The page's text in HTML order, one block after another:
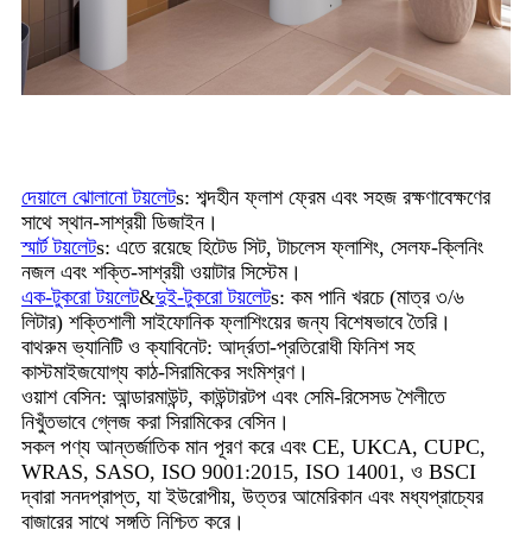
দেয়ালে ঝোলানো টয়লেটs: শব্দহীন ফ্লাশ ফ্রেম এবং সহজ রক্ষণাবেক্ষণের
সাথে স্থান-সাশ্রয়ী ডিজাইন।
স্মার্ট টয়লেটs: এতে রয়েছে হিটেড সিট, টাচলেস ফ্লাশিং, সেলফ-ক্লিনিং
নজল এবং শক্তি-সাশ্রয়ী ওয়াটার সিস্টেম।
এক-টুকরো টয়লেট&দুই-টুকরো টয়লেটs: কম পানি খরচে (মাত্র ৩/৬
লিটার) শক্তিশালী সাইফোনিক ফ্লাশিংয়ের জন্য বিশেষভাবে তৈরি।
বাথরুম ভ্যানিটি ও ক্যাবিনেট: আর্দ্রতা-প্রতিরোধী ফিনিশ সহ
কাস্টমাইজযোগ্য কাঠ-সিরামিকের সংমিশ্রণ।
ওয়াশ বেসিন: আন্ডারমাউন্ট, কাউন্টারটপ এবং সেমি-রিসেসড শৈলীতে
নিখুঁতভাবে গ্লেজ করা সিরামিকের বেসিন।
সকল পণ্য আন্তর্জাতিক মান পূরণ করে এবং CE, UKCA, CUPC,
WRAS, SASO, ISO 9001:2015, ISO 14001, ও BSCI
দ্বারা সনদপ্রাপ্ত, যা ইউরোপীয়, উত্তর আমেরিকান এবং মধ্যপ্রাচ্যের
বাজারের সাথে সঙ্গতি নিশ্চিত করে।